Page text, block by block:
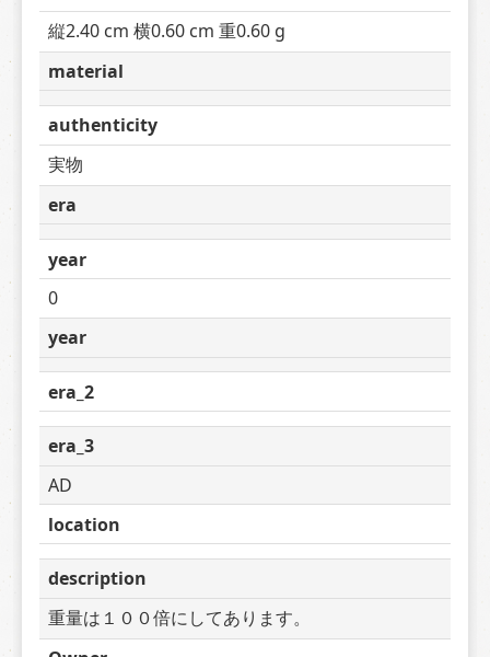
縦2.40 cm 横0.60 cm 重0.60 g
material
authenticity
実物
era
year
0
year
era_2
era_3
AD
location
description
重量は１００倍にしてあります。